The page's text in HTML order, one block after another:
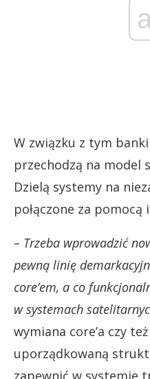
W związku z tym
przechodzą na model
Dzielą systemy na
połączone za pomocą
– Trzeba wprowadzić
pewną linię
core’em, a co
w systemach
wymiana core’a czy
uporządkowaną
zapewnić w systemie